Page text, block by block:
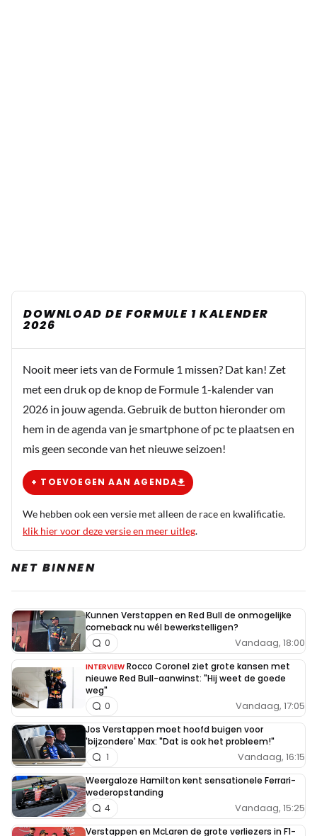
DOWNLOAD DE FORMULE 1 KALENDER
2026
Nooit meer iets van de Formule 1 missen? Dat kan! Zet
met een druk op de knop de Formule 1-kalender van
2026 in jouw agenda. Gebruik de button hieronder om
hem in de agenda van je smartphone of pc te plaatsen en
mis geen seconde van het nieuwe seizoen!
+ TOEVOEGEN AAN AGENDA
We hebben ook een versie met alleen de race en kwalificatie.
klik hier voor deze versie en meer uitleg.
NET BINNEN
Kunnen Verstappen en Red Bull de onmogelijke
comeback nu wél bewerkstelligen?
Vandaag, 18:00
0
INTERVIEW Rocco Coronel ziet grote kansen met
nieuwe Red Bull-aanwinst: "Hij weet de goede
weg"
Vandaag, 17:05
0
Jos Verstappen moet hoofd buigen voor
'bijzondere' Max: "Dat is ook het probleem!"
Vandaag, 16:15
1
Weergaloze Hamilton kent sensationele Ferrari-
wederopstanding
Vandaag, 15:25
4
Verstappen en McLaren de grote verliezers in F1-